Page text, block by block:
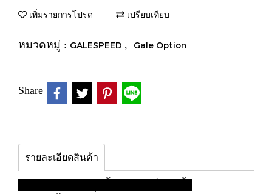
เพิ่มรายการโปรด เปรียบเทียบ
หมวดหมู่ : GALESPEED , Gale Option
Share
รายละเอียดสินค้า